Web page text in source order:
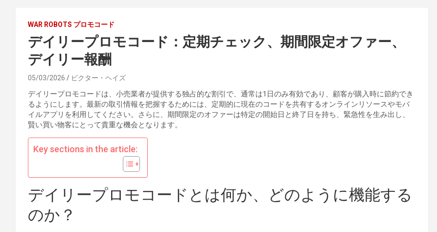
WAR ROBOTS プロモコード
デイリープロモコード：定期チェック、期間限定オファー、
デイリー報酬
05/03/2026 ビクター・ヘイズ
デイリープロモコードは、小売業者が提供する独占的な割引で、通常は1日のみ有効であり、顧客が購入時に節約でき
るようにします。最新の取引情報を把握するためには、定期的に現在のコードを共有するオンラインリソースやモバ
イルアプリを利用してください。さらに、期間限定のオファーは特定の開始日と終了日を持ち、緊急性を生み出し、
賢い買い物客にとって貴重な機会となります。
Key sections in the article:
デイリープロモコードとは何か、どのように機能する
のか？